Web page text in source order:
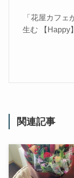
「花屋カフ
生む 【Happy
関連記事